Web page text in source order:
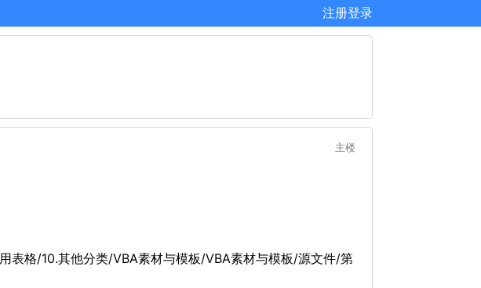
注册登录
主楼
格/10.其他分类/VBA素材与模板/VBA素材与模板/源文件/第